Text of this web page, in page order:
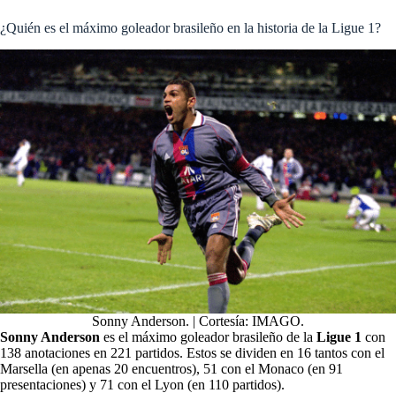
¿Quién es el máximo goleador brasileño en la historia de la Ligue 1?
Sonny Anderson. | Cortesía: IMAGO.
Sonny Anderson es el máximo goleador brasileño de la Ligue 1 con
138 anotaciones en 221 partidos. Estos se dividen en 16 tantos con el
Marsella (en apenas 20 encuentros), 51 con el Monaco (en 91
presentaciones) y 71 con el Lyon (en 110 partidos).